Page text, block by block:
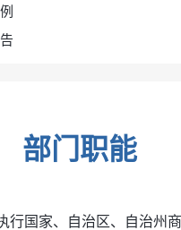
部门职能
行国家、自治区、自治州